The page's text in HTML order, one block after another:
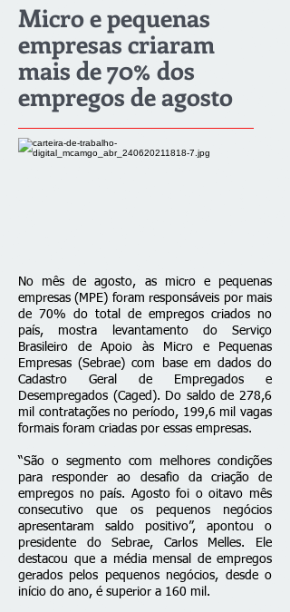
Micro e pequenas
empresas criaram
mais de 70% dos
empregos de agosto
No mês de agosto, as micro e pequenas
empresas (MPE) foram responsáveis por mais
de 70% do total de empregos criados no
país, mostra levantamento do Serviço
Brasileiro de Apoio às Micro e Pequenas
Empresas (Sebrae) com base em dados do
Cadastro Geral de Empregados e
Desempregados (Caged). Do saldo de 278,6
mil contrataçõesno período, 199,6 mil vagas
formais foram criadas por essas empresas.
“São o segmento com melhores condições
para responder ao desafio da criação de
empregos no país. Agosto foi o oitavo mês
consecutivo que os pequenos negócios
apresentaram saldo positivo”, apontou o
presidente do Sebrae, Carlos Melles. Ele
destacou que a média mensal de empregos
gerados pelos pequenos negócios, desde o
início do ano, é superior a 160 mil.